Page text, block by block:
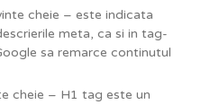
cheie – este indicata
meta, ca si in tag-
sa remarce continutul
cheie – H1 tag este un